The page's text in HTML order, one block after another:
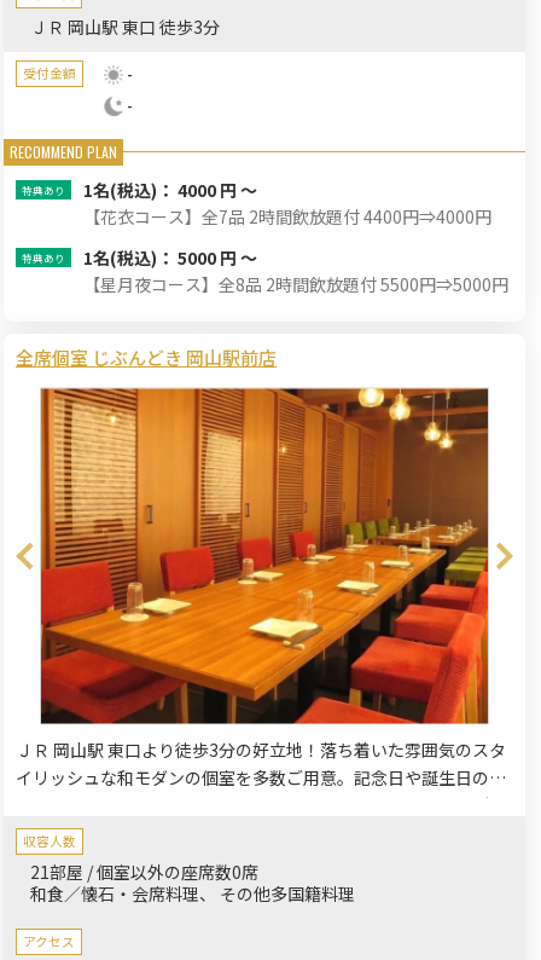
ＪＲ 岡山駅 東口 徒歩3分
受付金額
-
-
1名(税込)： 4000 円 ～
【花衣コース】全7品 2時間飲放題付 4400円⇒4000円
1名(税込)： 5000 円 ～
【星月夜コース】全8品 2時間飲放題付 5500円⇒5000円
全席個室 じぶんどき 岡山駅前店
ＪＲ 岡山駅 東口より徒歩3分の好立地！落ち着いた雰囲気のスタ
イリッシュな和モダンの個室を多数ご用意。記念日や誕生日のお
祝いにぴったりの懐石など飲み放題付きの多彩なコースがござい
ます。鮮度抜群の海の幸や山の幸、旬の食材をふんだんに使った
お料理と厳選した美味しいお酒の数々とともに、お祝いの時間を
ゆっくりとお過ごしください。
収容人数
21部屋 / 個室以外の座席数0席
和食／懐石・会席料理
その他多国籍料理
アクセス